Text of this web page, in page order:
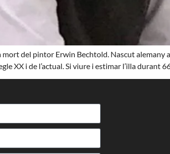
del pintor Erwin Bechtold. Nascut alemany
XX i de l’actual. Si viure i estimar l’illa durant